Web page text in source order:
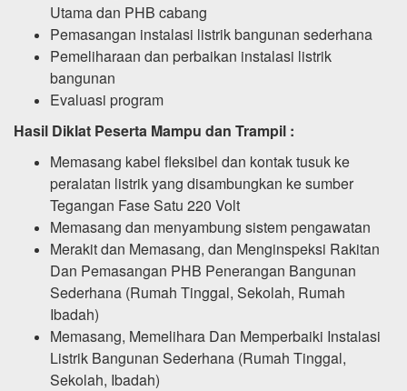
Utama dan PHB cabang
Pemasangan instalasi listrik bangunan sederhana
Pemeliharaan dan perbaikan instalasi listrik
bangunan
Evaluasi program
Hasil Diklat Peserta Mampu dan Trampil :
Memasang kabel fleksibel dan kontak tusuk ke
peralatan listrik yang disambungkan ke sumber
Tegangan Fase Satu 220 Volt
Memasang dan menyambung sistem pengawatan
Merakit dan Memasang, dan Menginspeksi Rakitan
Dan Pemasangan PHB Penerangan Bangunan
Sederhana (Rumah Tinggal, Sekolah, Rumah
Ibadah)
Memasang, Memelihara Dan Memperbaiki Instalasi
Listrik Bangunan Sederhana (Rumah Tinggal,
Sekolah, Ibadah)